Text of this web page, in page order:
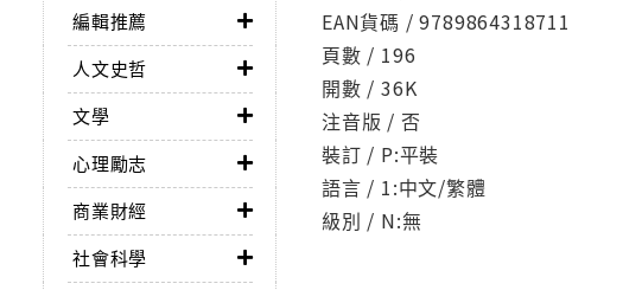
編輯推薦
人文史哲
文學
心理勵志
商業財經
社會科學
EAN貨碼 / 9789864318711
頁數 / 196
開數 / 36K
注音版 / 否
裝訂 / P:平裝
語言 / 1:中文/繁體
級別 / N:無